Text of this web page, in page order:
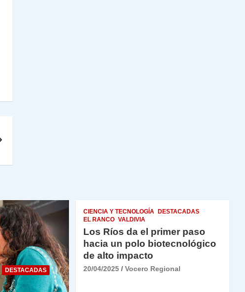
DESTACADAS
CIENCIA Y TECNOLOGÍA
DESTACADAS
EL RANCO VALDIVIA
Los Ríos da el primer paso
hacia un polo biotecnológico
de alto impacto
20/04/2025 Vocero Regional